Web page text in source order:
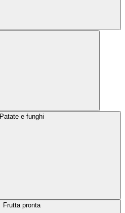
Patate e funghi
Frutta pronta